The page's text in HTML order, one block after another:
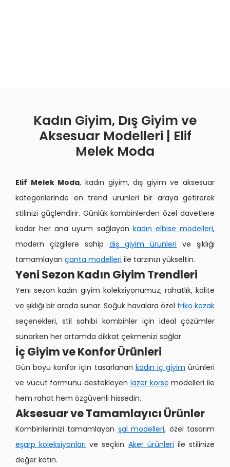
Kadın Giyim, Dış Giyim ve
Aksesuar Modelleri | Elif
Melek Moda
Elif Melek Moda, kadın giyim, dış giyim ve aksesuar
kategorilerinde en trend ürünleri bir araya getirerek
stilinizi güçlendirir. Günlük kombinlerden özel davetlere
kadar her ana uyum sağlayan kadın elbise modelleri,
modern çizgilere sahip dış giyim ürünleri ve şıklığı
tamamlayan çanta modelleri ile tarzınızı yükseltin.
Yeni Sezon Kadın Giyim Trendleri
Yeni sezon kadın giyim koleksiyonumuz; rahatlık, kalite
ve şıklığı bir arada sunar. Soğuk havalara özel triko kazak
seçenekleri, stil sahibi kombinler için ideal çözümler
sunarken her ortamda dikkat çekmenizi sağlar.
İç Giyim ve Konfor Ürünleri
Gün boyu konfor için tasarlanan kadın iç giyim ürünleri
ve vücut formunu destekleyen lazer korse modelleri ile
hem rahat hem özgüvenli hissedin.
Aksesuar ve Tamamlayıcı Ürünler
Kombinlerinizi tamamlayan şal modelleri, özel tasarım
eşarp koleksiyonları ve seçkin Aker ürünleri ile stilinize
değer katın.